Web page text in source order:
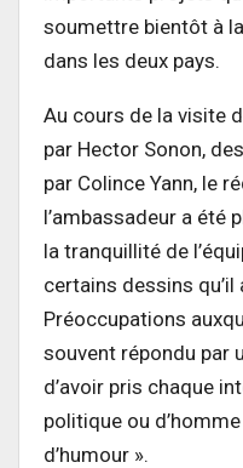
soumettre bientôt à
dans les deux pays.
Au cours de la visite
par Hector Sonon,
par Colince Yann, le
l’ambassadeur a été
la tranquillité de
certains dessins
Préoccupations
souvent répondu par
d’avoir pris chaque
politique ou
d’humour ».